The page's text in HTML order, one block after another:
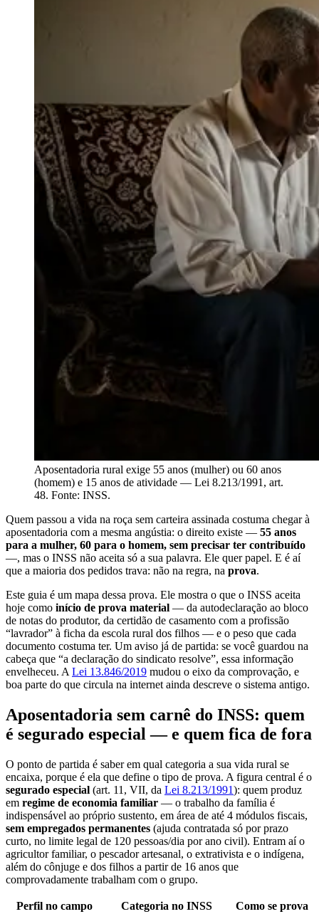
Aposentadoria rural exige 55 anos (mulher) ou 60 anos
(homem) e 15 anos de atividade — Lei 8.213/1991, art.
48. Fonte: INSS.
Quem passou a vida na roça sem carteira assinada costuma chegar à
aposentadoria com a mesma angústia: o direito existe — 55 anos
para a mulher, 60 para o homem, sem precisar ter contribuído
—, mas o INSS não aceita só a sua palavra. Ele quer papel. E é aí
que a maioria dos pedidos trava: não na regra, na prova.
Este guia é um mapa dessa prova. Ele mostra o que o INSS aceita
hoje como início de prova material — da autodeclaração ao bloco
de notas do produtor, da certidão de casamento com a profissão
“lavrador” à ficha da escola rural dos filhos — e o peso que cada
documento costuma ter. Um aviso já de partida: se você guardou na
cabeça que “a declaração do sindicato resolve”, essa informação
envelheceu. A Lei 13.846/2019 mudou o eixo da comprovação, e
boa parte do que circula na internet ainda descreve o sistema antigo.
Aposentadoria sem carnê do INSS: quem
é segurado especial — e quem fica de fora
O ponto de partida é saber em qual categoria a sua vida rural se
encaixa, porque é ela que define o tipo de prova. A figura central é o
segurado especial (art. 11, VII, da Lei 8.213/1991): quem produz
em regime de economia familiar — o trabalho da família é
indispensável ao próprio sustento, em área de até 4 módulos fiscais,
sem empregados permanentes (ajuda contratada só por prazo
curto, no limite legal de 120 pessoas/dia por ano civil). Entram aí o
agricultor familiar, o pescador artesanal, o extrativista e o indígena,
além do cônjuge e dos filhos a partir de 16 anos que
comprovadamente trabalham com o grupo.
Perfil no campo Categoria no INSS
Como se prova